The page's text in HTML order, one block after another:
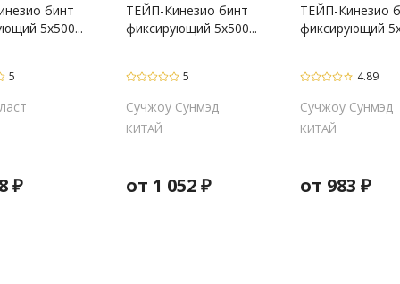
бинт
5х500...
5
₽
ТЕЙП-Кинезио бинт
фиксирующий 5х500...
5
Сучжоу Сунмэд
КИТАЙ
от 1 052₽
ТЕЙП-Кинезио
фиксирующий
star_border 4.89
Сучжоу Сунмэд
КИТАЙ
от 983 ₽